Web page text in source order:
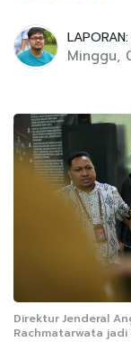
LAPORAN:
Minggu,
Direktur Jenderal
Rachmatarwata